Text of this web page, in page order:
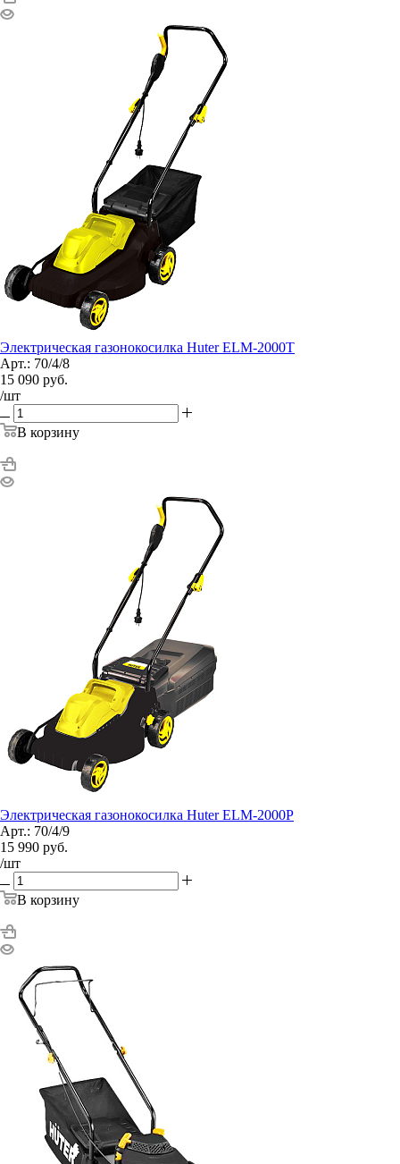
Электрическая газонокосилка Huter ELM-2000T
Арт.: 70/4/8
15 090 руб.
/шт
В корзину
Электрическая газонокосилка Huter ELM-2000P
Арт.: 70/4/9
15 990 руб.
/шт
В корзину